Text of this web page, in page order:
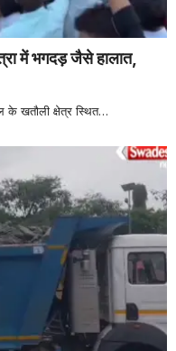
में भगदड़ जैसे हालात,
खतौली क्षेत्र स्थित…